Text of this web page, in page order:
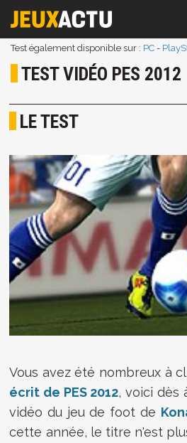
Test également disponible sur : PC -
TEST VIDÉO PES 2012
LE TEST
Vous avez été nombreux à
écrit de PES 2012, voici dès
vidéo du jeu de foot de
cette année, le titre n'est